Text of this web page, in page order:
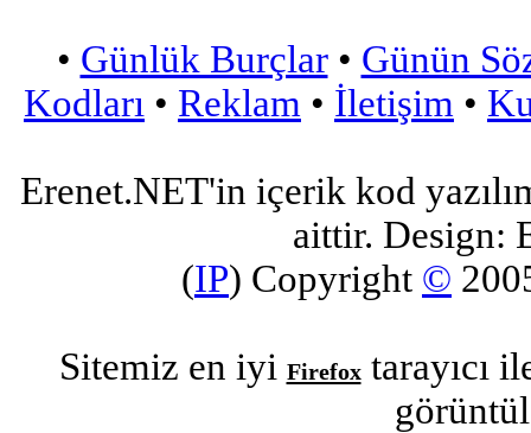
• Günlük Burçlar• Günün
Kodları • Reklam • İletişim •
Erenet.NET'in içerik kod
aittir. Design:
(IP) Copyright ©
Sitemiz en iyi Firefoxtarayıcı